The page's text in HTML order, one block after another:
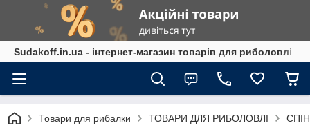
Sudakoff.in.ua - інтернет-магазин товарів для риболовлі
Товари для рибалки ТОВАРИ ДЛЯ РИБОЛОВЛІ